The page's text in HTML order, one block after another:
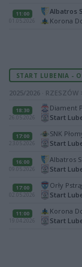
11:00
01.05.2026
Albatros
Korona
START LUBENIA -
2025/2026 · RZESZÓW
18:30
26.05.2026
Diament
Start
17:00
23.05.2026
SNK
Start
16:00
09.05.2026
Albatros
Start
17:00
02.05.2026
Orły
Start
11:00
19.04.2026
Korona
Start